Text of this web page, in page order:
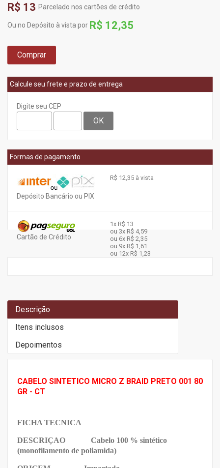
R$ 13 Parcelado nos cartões de crédito
Ou no Depósito à vista por R$ 12,35
Comprar
Calcule seu frete e prazo de entrega
Digite seu CEP
OK
Formas de pagamento
Depósito Bancário ou PIX
R$ 12,35 à vista
Cartão de Crédito
1x R$ 13
ou 3x R$ 4,59
ou 6x R$ 2,35
ou 9x R$ 1,61
ou 12x R$ 1,23
Descrição
Itens inclusos
Depoimentos
CABELO SINTETICO MICRO Z BRAID PRETO 001 80
GR - CT
FICHA TECNICA
DESCRIÇAO Cabelo 100 % sintético
(monofilamento de poliamida)